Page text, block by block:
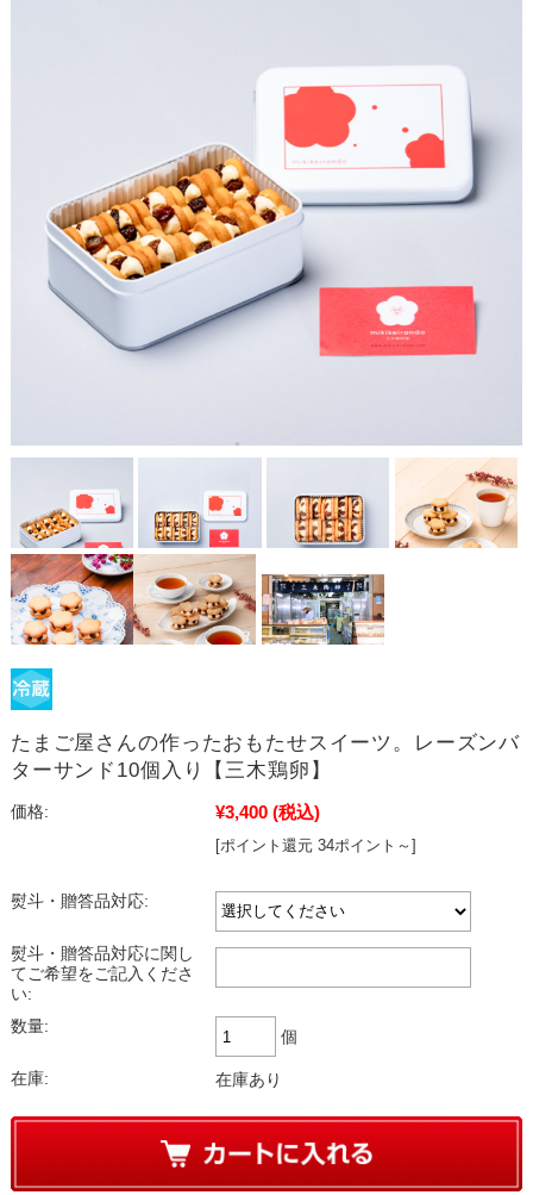
たまご屋さんの作ったおもたせスイーツ。レーズンバ
ターサンド10個入り【三木鶏卵】
価格: ¥3,400 (税込)
[ポイント還元 34ポイント～]
熨斗・贈答品対応:
熨斗・贈答品対応に関し
てご希望をご記入くださ
い:
数量:
個
在庫: 在庫あり